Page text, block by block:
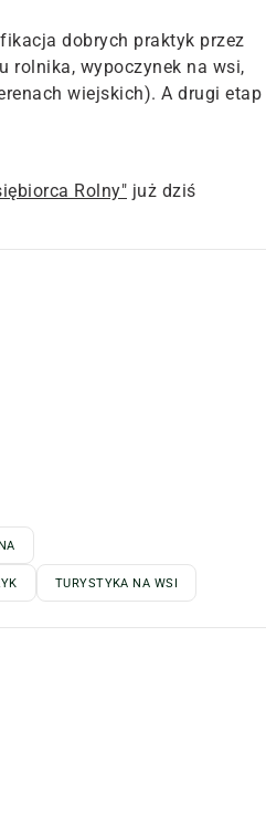
dobrych praktyk przez
rolnika, wypoczynek na wsi,
wiejskich). A drugi etap
Rolny" już dziś
TURYSTYKA NA WSI